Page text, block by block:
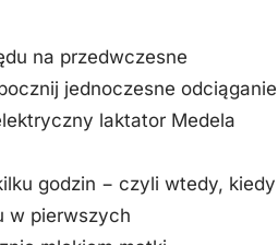
na przedwczesne
jednoczesne odciąganie
laktator Medela
godzin − czyli wtedy, kiedy
w pierwszych